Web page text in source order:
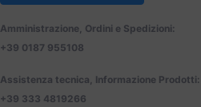
Amministrazione, Ordini e Spedizioni:
+39 0187 955108
Assistenza tecnica, Informazione Prodotti:
+39 333 4819266